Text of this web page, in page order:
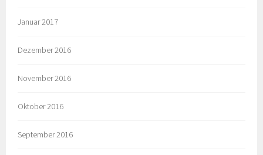
Januar 2017
Dezember 2016
November 2016
Oktober 2016
September 2016